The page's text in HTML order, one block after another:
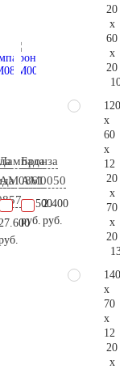
27.600
86.500
руб.
Бронза
AM0050
2.400
руб.
20
x
60
x
20
120
x
60
x
12
20
x
70
x
20
140
x
70
x
12
20
x